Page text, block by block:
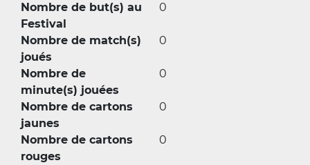
Nombre de but(s) au
Festival
0
Nombre de match(s)
joués
0
Nombre de
minute(s) jouées
0
Nombre de cartons
jaunes
0
Nombre de cartons
rouges
0